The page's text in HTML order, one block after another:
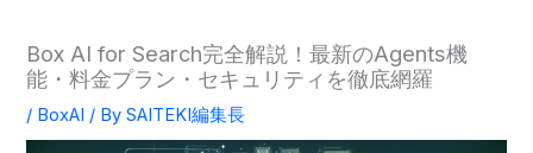
Box AI for Search完全解説！最新のAgents機
能・料金プラン・セキュリティを徹底網羅
/ BoxAI / BySAITEKI編集長